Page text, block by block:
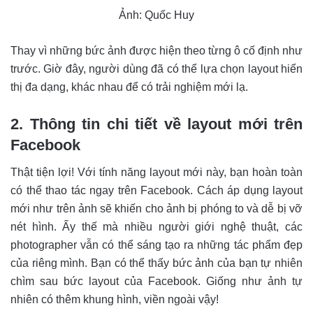
Ảnh: Quốc Huy
Thay vì những bức ảnh được hiện theo từng ô cố định như
trước. Giờ đây, người dùng đã có thể lựa chọn layout hiển
thị đa dạng, khác nhau để có trải nghiệm mới lạ.
2. Thông tin chi tiết về layout mới trên
Facebook
Thật tiện lợi! Với tính năng layout mới này, bạn hoàn toàn
có thể thao tác ngay trên Facebook. Cách áp dụng layout
mới như trên ảnh sẽ khiến cho ảnh bị phóng to và dễ bị vỡ
nét hình. Ấy thế mà nhiều người giới nghệ thuật, các
photographer vẫn có thể sáng tạo ra những tác phẩm đẹp
của riêng mình. Bạn có thể thấy bức ảnh của bạn tự nhiên
chìm sau bức layout của Facebook. Giống như ảnh tự
nhiên có thêm khung hình, viền ngoài vậy!